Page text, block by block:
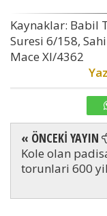
Kaynaklar: Babil
Suresi 6/158,
Mace XI/4362
« ÖNCEKİ YAYIN
Kole olan
torunlari 600